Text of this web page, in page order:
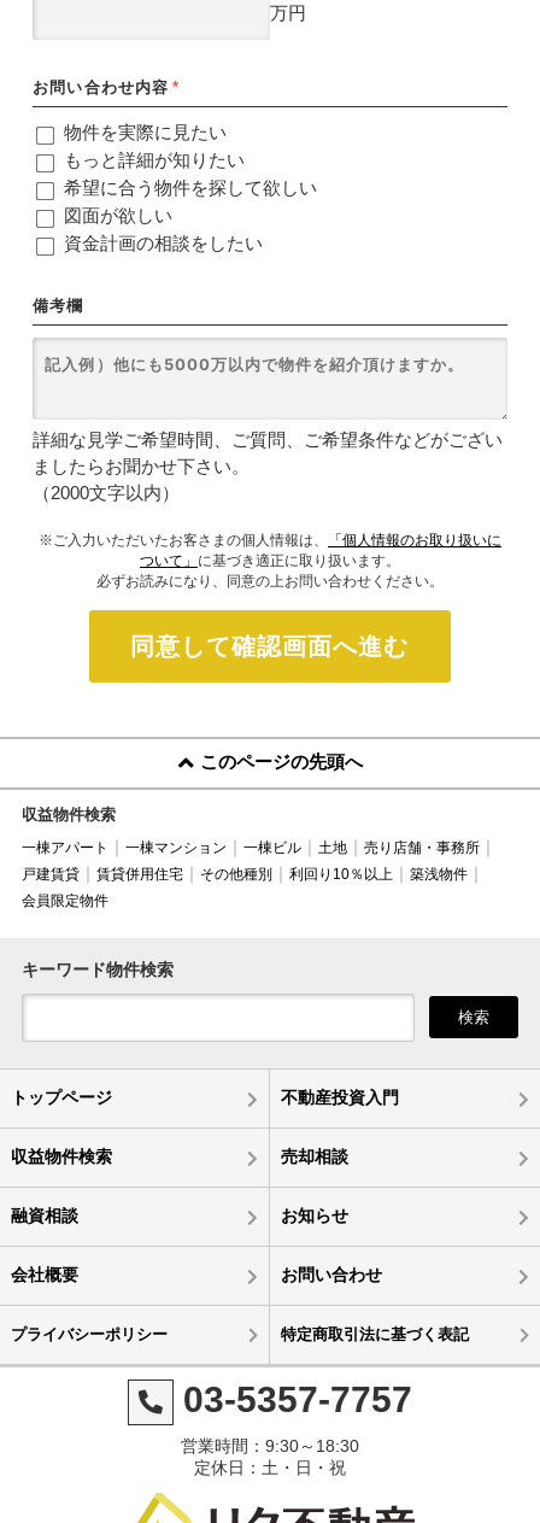
万円
お問い合わせ内容 *
物件を実際に見たい
もっと詳細が知りたい
希望に合う物件を探して欲しい
図面が欲しい
資金計画の相談をしたい
備考欄
詳細な見学ご希望時間、ご質問、ご希望条件などがござい
ましたらお聞かせ下さい。
（2000文字以内）
※ご入力いただいたお客さまの個人情報は、
「個人情報のお取り扱いに
ついて」 に基づき適正に取り扱います。
必ずお読みになり、同意の上お問い合わせください。
同意して確認画面へ進む
このページの先頭へ
収益物件検索
一棟アパート 一棟マンション 一棟ビル 土地
売り店舗・事務所
戸建賃貸
賃貸併用住宅 その他種別 利回り10％以上
築浅物件
会員限定物件
キーワード物件検索
検索
トップページ 不動産投資入門
収益物件検索 売却相談
融資相談 お知らせ
会社概要 お問い合わせ
プライバシーポリシー 特定商取引法に基づく表記
03-5357-7757
営業時間：9:30～18:30
定休日：土・日・祝